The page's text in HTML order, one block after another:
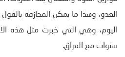
العدو، وهذا ما يمكن المجازفة
اليوم، وهي التي خبرت مثل هذه
سنوات مع العراق.